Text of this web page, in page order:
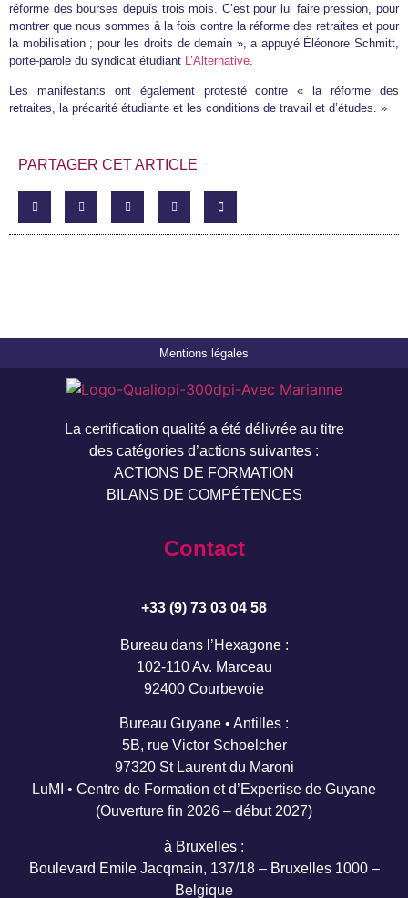
réforme des bourses depuis trois mois. C’est pour lui faire pression, pour
montrer que nous sommes à la fois contre la réforme des retraites et pour
la mobilisation ; pour les droits de demain », a appuyé Éléonore Schmitt,
porte-parole du syndicat étudiant
L’Alternative
Les manifestants ont également protesté contre « la réforme des
retraites, la précarité étudiante et les conditions de travail et d’études. »
PARTAGER CET ARTICLE
Mentions légales
La certification qualité a été délivrée au titre
des catégories d’actions suivantes :
ACTIONS DE FORMATION
BILANS DE COMPÉTENCES
Contact
+33 (9) 73 03 04 58
Bureau dans l’Hexagone :
102-110 Av. Marceau
92400 Courbevoie
Bureau Guyane • Antilles :
5B, rue Victor Schoelcher
97320 St Laurent du Maroni
LuMI • Centre de Formation et d’Expertise de Guyane
(Ouverture fin 2026 – début 2027)
à Bruxelles :
Boulevard Emile Jacqmain, 137/18 – Bruxelles 1000 –
Belgique